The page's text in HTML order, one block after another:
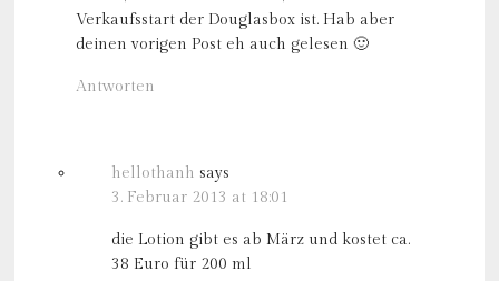
Verkaufsstart der Douglasbox ist. Hab aber
deinen vorigen Post eh auch gelesen 🙂
Antworten
hellothanh says
3. Februar 2013 at 18:01
die Lotion gibt es ab März und kostet ca.
38 Euro für 200 ml